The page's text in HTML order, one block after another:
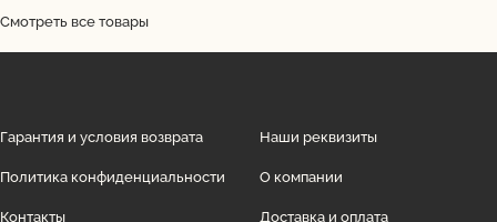
Смотреть все товары
Гарантия и условия возврата Наши реквизиты
Политика конфиденциальности О компании
Контакты Доставка и оплата